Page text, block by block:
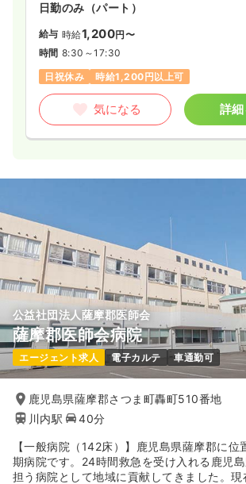
日勤のみ（パート）
給与 時給1,200円〜
時間 8:30～17:30
日祝休み
時給1,200円以上可
気になる 詳
公益社団法人薩摩郡医師会
薩摩郡医師会病院
エージェント求人 電子カルテ 車通勤可
鹿児島県薩摩郡さつま町轟町510番地
川内駅
40分
【一般病院（142床）】鹿児島県薩摩郡に位
期病院です。24時間救急を受け入れる鹿児
担う病院として地域に貢献してきました。現